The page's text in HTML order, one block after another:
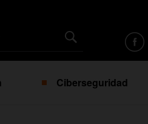
Ciberseguridad